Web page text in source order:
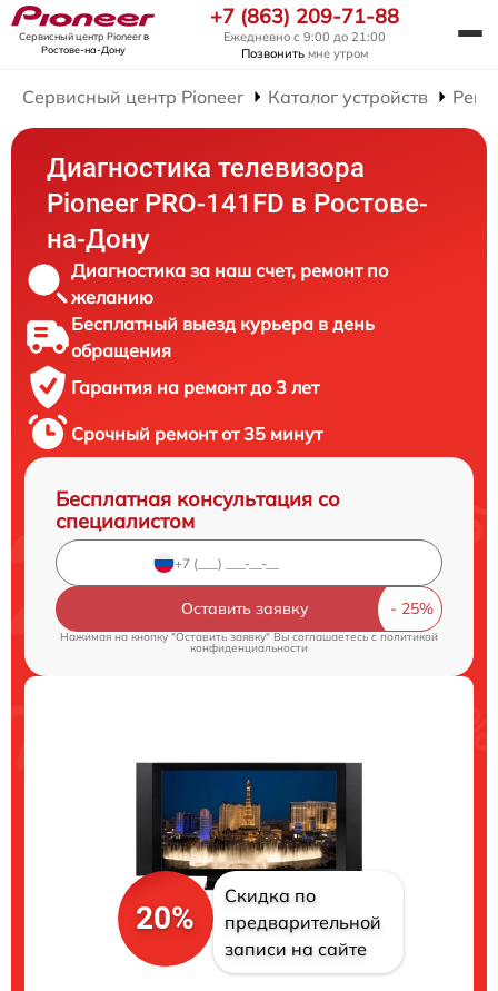
Сервисный центр Pioneerв
Ростове-на-Дону
+7 (863) 209-71-88
Ежедневно с 9:00 до 21:00
Позвонить мне утром
Сервисный центр Pioneer Каталог устройств
Диагностика телевизора
Pioneer PRO-141FD в Ростове-
на-Дону
Диагностика за наш счет, ремонт по
желанию
Бесплатный выезд курьера в день
обращения
Гарантия на ремонт до 3 лет
Срочный ремонт от 35 минут
Бесплатная консультация со
специалистом
Оставить заявку
Нажимая на кнопку "Оставить заявку" Вы соглашаетесь cполитикой
конфиденциальности
20%
Скидка по
предварительной
записи на сайте